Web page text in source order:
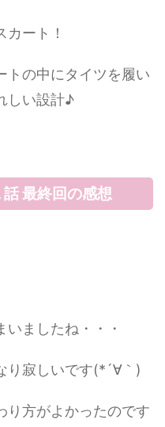
ート！
トの中にタイツを履い
しい設計♪
最終回の感想
ましたね・・・
り寂しいです(*´∀｀)
り方がよかったのです